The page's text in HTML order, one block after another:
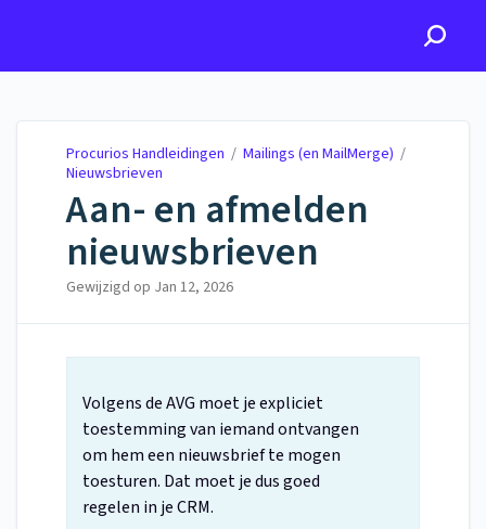
Procurios Handleidingen / Mailings (en MailMerge) /
Nieuwsbrieven
Aan- en afmelden
nieuwsbrieven
Gewijzigd op Jan 12, 2026
Volgens de AVG moet je expliciet
toestemming van iemand ontvangen
om hem een nieuwsbrief te mogen
toesturen. Dat moet je dus goed
regelen in je CRM.